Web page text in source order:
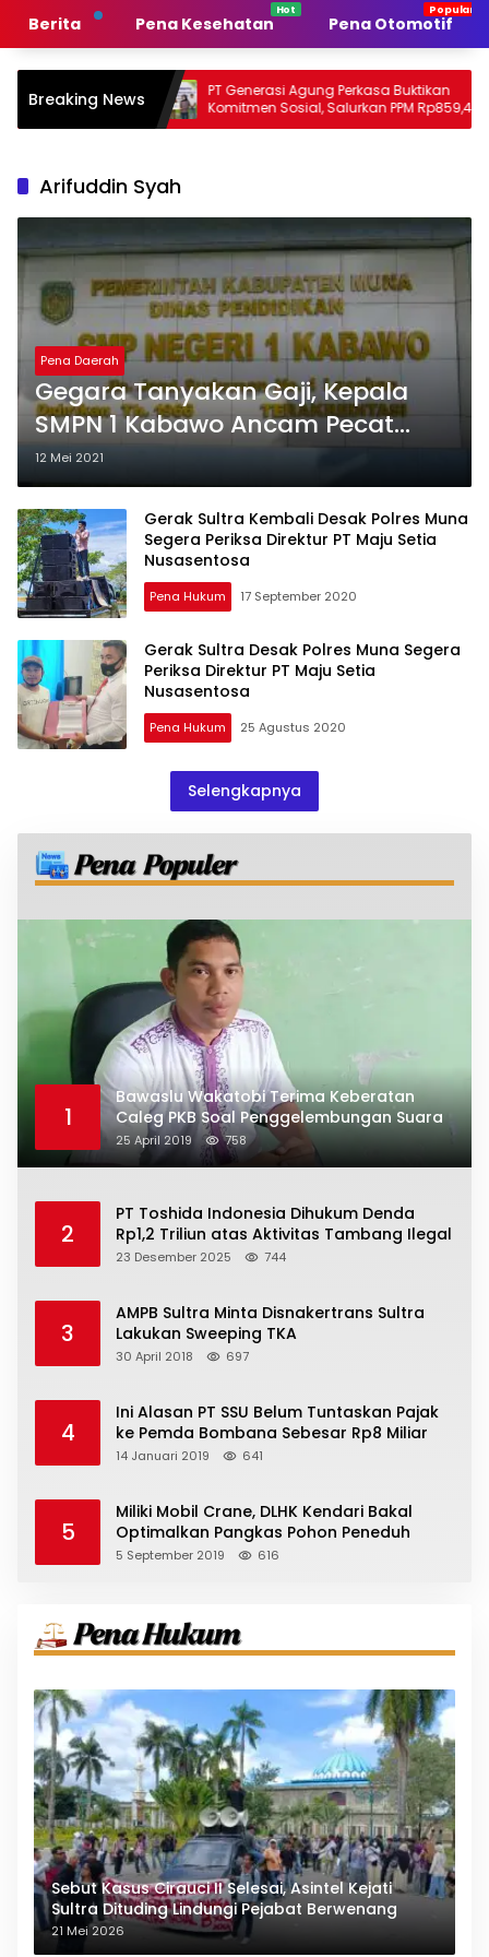
Berita Pena Kesehatan Pena Otomotif
Breaking NewsPT Generasi Agung Perkasa Buktikan
Komitmen Sosial, Salurkan PPM Rp859,4
Juta untuk Masyarakat Lingkar
Arifuddin Syah
Pena Daerah
Gegara Tanyakan Gaji, Kepala
SMPN 1 Kabawo Ancam Pecat
Guru Honor
12 Mei 2021
Gerak Sultra Kembali Desak Polres Muna
Segera Periksa Direktur PT Maju Setia
Nusasentosa
Pena Hukum 17 September 2020
Gerak Sultra Desak Polres Muna Segera
Periksa Direktur PT Maju Setia
Nusasentosa
Pena Hukum 25 Agustus 2020
Selengkapnya
1
Bawaslu Wakatobi Terima Keberatan
Caleg PKB Soal Penggelembungan Suara
25 April 2019 758
2
PT Toshida Indonesia Dihukum Denda
Rp1,2 Triliun atas Aktivitas Tambang Ilegal
23 Desember 2025 744
3
AMPB Sultra Minta Disnakertrans Sultra
Lakukan Sweeping TKA
30 April 2018 697
4
Ini Alasan PT SSU Belum Tuntaskan Pajak
ke Pemda Bombana Sebesar Rp8 Miliar
14 Januari 2019 641
5
Miliki Mobil Crane, DLHK Kendari Bakal
Optimalkan Pangkas Pohon Peneduh
5 September 2019 616
Sebut Kasus Cirauci II Selesai, Asintel Kejati
Sultra Dituding Lindungi Pejabat Berwenang
21 Mei 2026